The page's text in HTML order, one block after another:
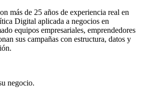
más de 25 años de experiencia real en
Digital aplicada a negocios en
equipos empresariales, emprendedores
sus campañas con estructura, datos y
negocio.